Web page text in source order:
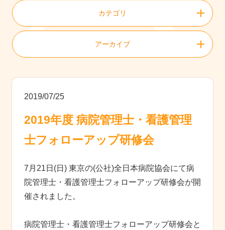
カテゴリ
アーカイブ
2019/07/25
2019年度 病院管理士・看護管理
士フォローアップ研修会
7月21日(日) 東京の(公社)全日本病院協会にて病
院管理士・看護管理士フォローアップ研修会が開
催されました。
病院管理士・看護管理士フォローアップ研修会と